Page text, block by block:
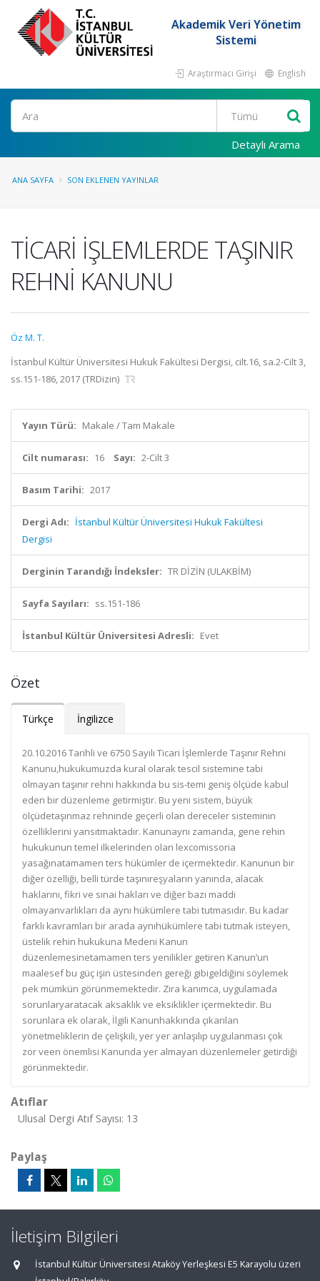
Akademik Veri Yönetim
Sistemi
Araştırmacı Girişi English
Ara
Detaylı Arama
ANA SAYFA SON EKLENEN YAYINLAR
TİCARİ İŞLEMLERDE TAŞINIR
REHNİ KANUNU
Öz M. T.
İstanbul Kültür Üniversitesi Hukuk Fakültesi Dergisi, cilt.16, sa.2-Cilt 3,
ss.151-186, 2017 (TRDizin)
Yayın Türü: Makale / Tam Makale
Cilt numarası: 16 Sayı: 2-Cilt 3
Basım Tarihi: 2017
Dergi Adı: İstanbul Kültür Üniversitesi Hukuk Fakültesi
Dergisi
Derginin Tarandığı İndeksler: TR DİZİN (ULAKBİM)
Sayfa Sayıları: ss.151-186
İstanbul Kültür Üniversitesi Adresli: Evet
Özet
Türkçe İngilizce
20.10.2016 Tarihli ve 6750 Sayılı Ticari İşlemlerde Taşınır Rehni
Kanunu,hukukumuzda kural olarak tescil sistemine tabi
olmayan taşınır rehni hakkında bu sis-temi geniş ölçüde kabul
eden bir düzenleme getirmiştir. Bu yeni sistem, büyük
ölçüdetaşınmaz rehninde geçerli olan dereceler sisteminin
özelliklerini yansıtmaktadır. Kanunaynı zamanda, gene rehin
hukukunun temel ilkelerinden olan lexcomissoria
yasağınatamamen ters hükümler de içermektedir. Kanunun bir
diğer özelliği, belli türde taşınıreşyaların yanında, alacak
haklarını, fikri ve sınai hakları ve diğer bazı maddi
olmayanvarlıkları da aynı hükümlere tabi tutmasıdır. Bu kadar
farklı kavramları bir arada aynıhükümlere tabi tutmak isteyen,
üstelik rehin hukukuna Medeni Kanun
düzenlemesinetamamen ters yenilikler getiren Kanun’un
maalesef bu güç işin üstesinden gereği gibigeldiğini söylemek
pek mümkün görünmemektedir. Zira kanımca, uygulamada
sorunlaryaratacak aksaklık ve eksiklikler içermektedir. Bu
sorunlara ek olarak, İlgili Kanunhakkında çıkarılan
yönetmeliklerin de çelişkili, yer yer anlaşılıp uygulanması çok
zor veen önemlisi Kanunda yer almayan düzenlemeler getirdiği
görünmektedir.
Atıflar
Ulusal Dergi Atıf Sayısı: 13
Paylaş
İletişim Bilgileri
İstanbul Kültür Üniversitesi Ataköy Yerleşkesi E5 Karayolu üzeri